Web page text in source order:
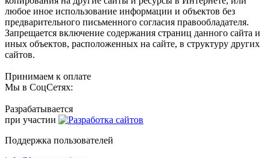
любое иное использование информации и объектов без
предварительного письменного согласия правообладателя.
Запрещается включение содержания страниц данного сайта и
иных объектов, расположенных на сайте, в структуру других
сайтов.
Принимаем к оплате
Мы в СоцСетях:
Разрабатывается
при участии
Поддержка пользователей